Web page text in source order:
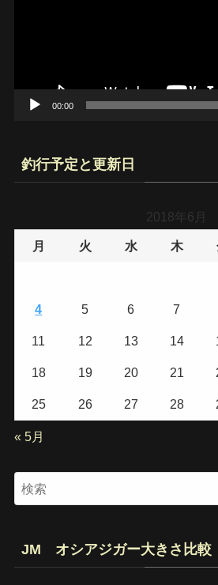
00:00
釣行予定と更新日
2018年6月
月 火 水 木
4 5 6 7
11 12 13 14
18 19 20 21
25 26 27 28
« 5月
JM オシアジガー大きさ比較